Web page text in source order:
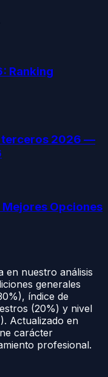
Ranking
terceros 2026 —
Opciones
en nuestro análisis
generales
índice de
(20%) y nivel
Actualizado en
carácter
profesional.